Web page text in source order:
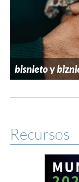
bisnietoy
Recursos